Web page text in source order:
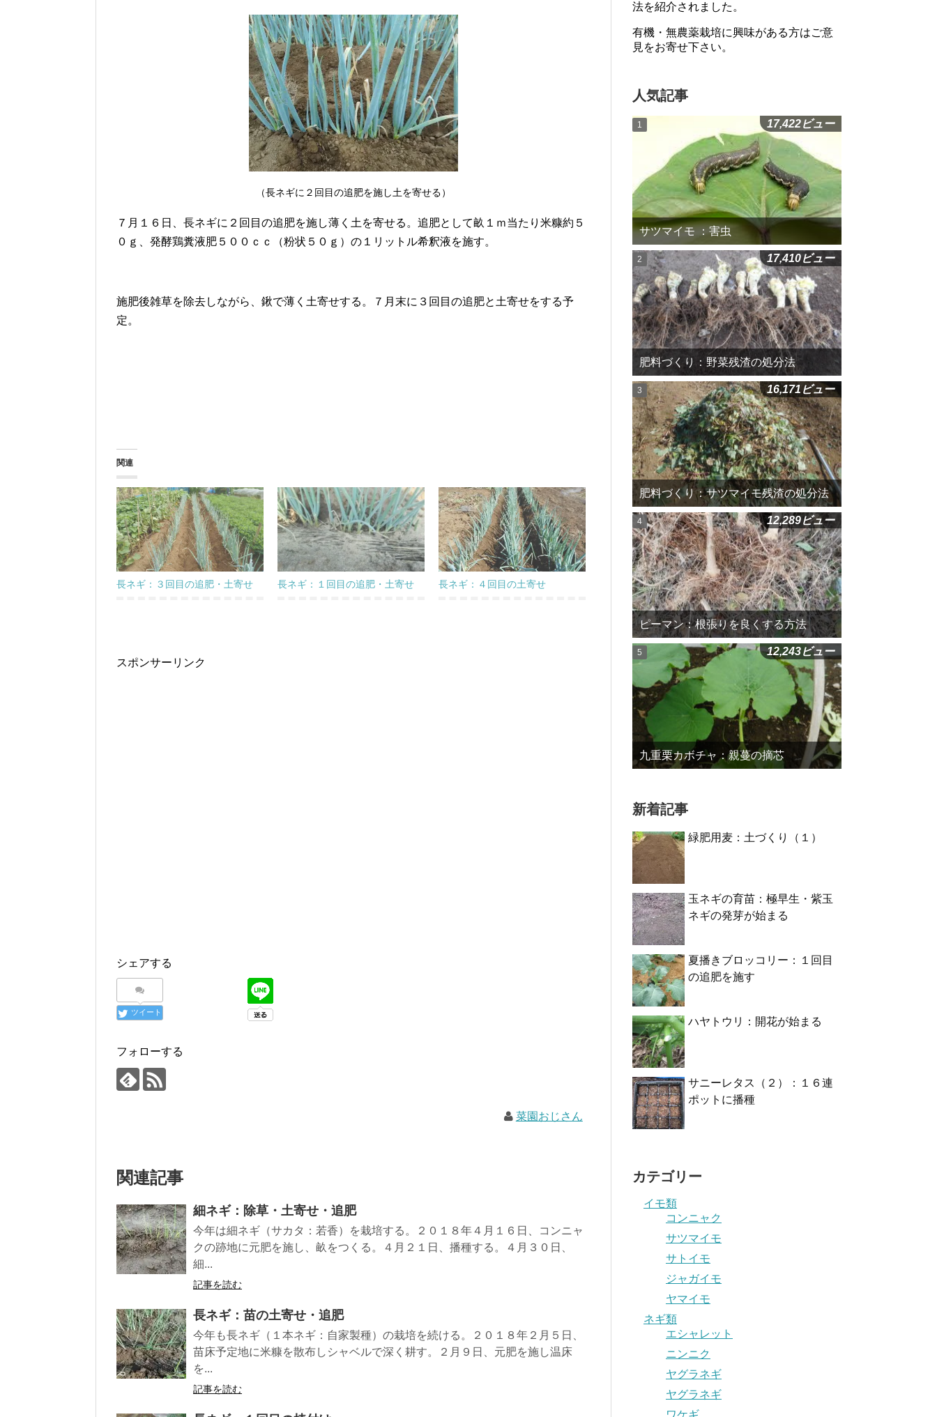
（長ネギに２回目の追肥を施し土を寄せる）
７月１６日、長ネギに２回目の追肥を施し薄く土を寄せる。追肥として畝１ｍ当たり米糠約５
０ｇ、発酵鶏糞液肥５００ｃｃ（粉状５０ｇ）の１リットル希釈液を施す。
施肥後雑草を除去しながら、鍬で薄く土寄せする。７月末に３回目の追肥と土寄せをする予
定。
関連
長ネギ：３回目の追肥・土寄せ 長ネギ：１回目の追肥・土寄せ 長ネギ：４回目の土寄せ
スポンサーリンク
シェアする
ツイート
フォローする
菜園おじさん
関連記事
細ネギ：除草・土寄せ・追肥
今年は細ネギ（サカタ：若香）を栽培する。２０１８年４月１６日、コンニャ
クの跡地に元肥を施し、畝をつくる。４月２１日、播種する。４月３０日、
細...
記事を読む
長ネギ：苗の土寄せ・追肥
今年も長ネギ（１本ネギ：自家製種）の栽培を続ける。２０１８年２月５日、
苗床予定地に米糠を散布しシャベルで深く耕す。２月９日、元肥を施し温床
を...
記事を読む
法を紹介されました。
有機・無農薬栽培に興味がある方はご意
見をお寄せ下さい。
人気記事
サツマイモ ：害虫
17,422ビュー
肥料づくり：野菜残渣の処分法
17,410ビュー
肥料づくり：サツマイモ残渣の処分法
16,171ビュー
ピーマン：根張りを良くする方法
12,289ビュー
九重栗カボチャ：親蔓の摘芯
12,243ビュー
新着記事
緑肥用麦：土づくり（１）
玉ネギの育苗：極早生・紫玉
ネギの発芽が始まる
夏播きブロッコリー：１回目
の追肥を施す
ハヤトウリ：開花が始まる
サニーレタス（２）：１６連
ポットに播種
カテゴリー
イモ類
コンニャク
サツマイモ
サトイモ
ジャガイモ
ヤマイモ
ネギ類
エシャレット
ニンニク
ヤグラネギ
ヤグラネギ
ワケギ